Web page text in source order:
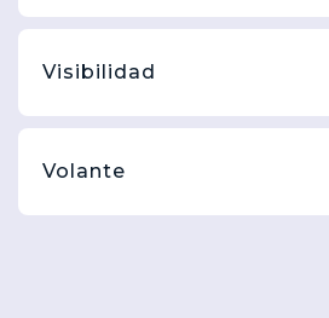
Visibilidad
Volante